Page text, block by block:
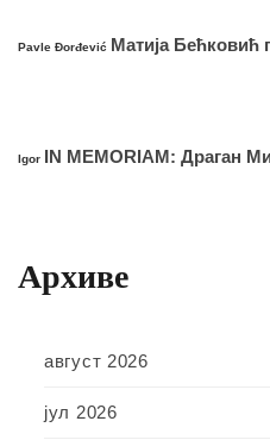
Pavle Đorđević Матија Бећковић
Igor IN MEMORIAM: Драган
Архиве
август 2026
јул 2026